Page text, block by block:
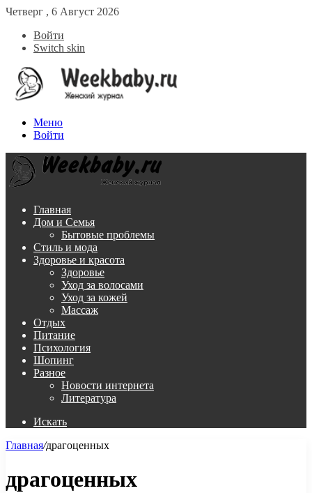
Четверг , 6 Август 2026
Войти
Switch skin
Меню
Войти
Главная
Дом и Семья
Бытовые проблемы
Стиль и мода
Здоровье и красота
Здоровье
Уход за волосами
Уход за кожей
Массаж
Отдых
Питание
Психология
Шопинг
Разное
Новости интернета
Литература
Искать
Главная/драгоценных
драгоценных